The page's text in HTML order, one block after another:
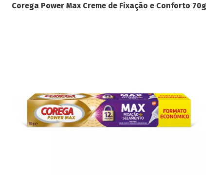
Corega Power Max Creme de Fixação e Conforto 70g